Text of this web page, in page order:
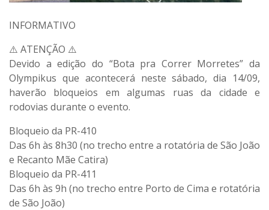
INFORMATIVO
⚠️ ATENÇÃO ⚠️
Devido a edição do “Bota pra Correr Morretes” da
Olympikus que acontecerá neste sábado, dia 14/09,
haverão bloqueios em algumas ruas da cidade e
rodovias durante o evento.
Bloqueio da PR-410
Das 6h às 8h30 (no trecho entre a rotatória de São João
e Recanto Mãe Catira)
Bloqueio da PR-411
Das 6h às 9h (no trecho entre Porto de Cima e rotatória
de São João)